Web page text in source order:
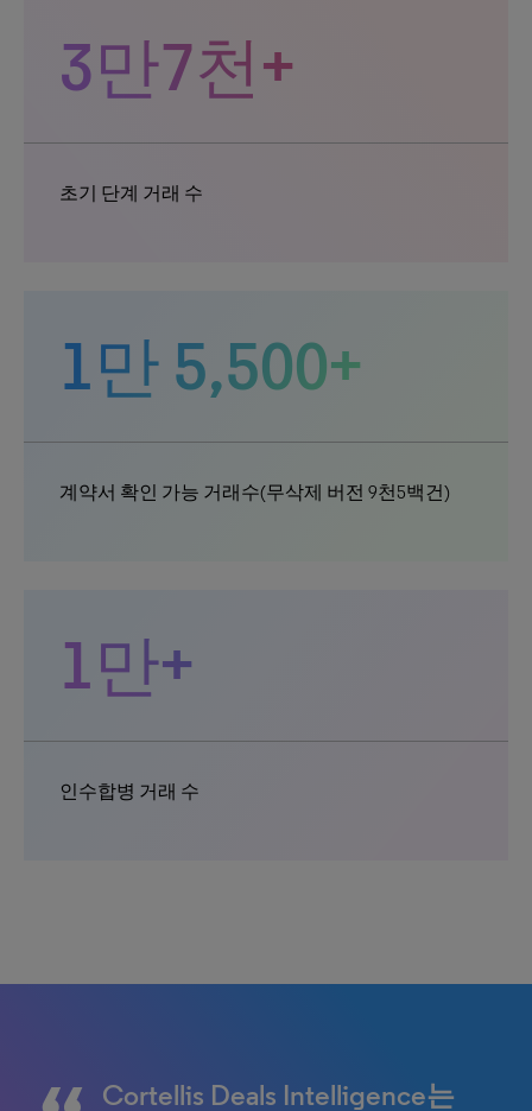
3만7천+
초기 단계 거래 수
1만 5,500+
계약서 확인 가능 거래수(무삭제 버전 9천5백건)
1만+
인수합병 거래 수
Cortellis Deals Intelligence는
Cortellis Competitive